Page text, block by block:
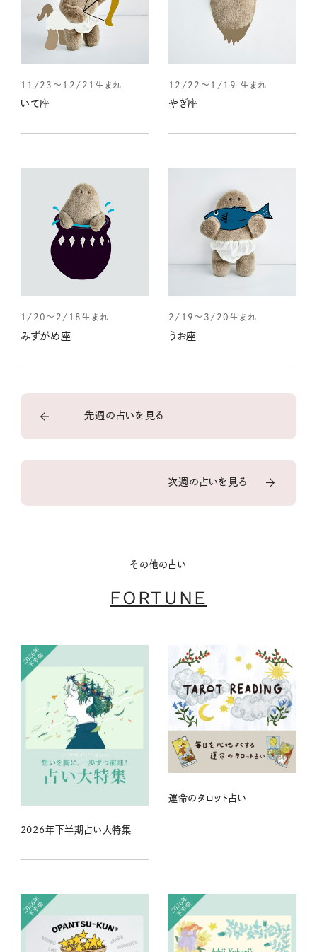
11/23～12/21生まれ
いて座
12/22～1/19 生まれ
やぎ座
1/20～2/18生まれ
みずがめ座
2/19～3/20生まれ
うお座
先週の占いを見る
次週の占いを見る
その他の占い
FORTUNE
2026年下半期占い大特集
運命のタロット占い